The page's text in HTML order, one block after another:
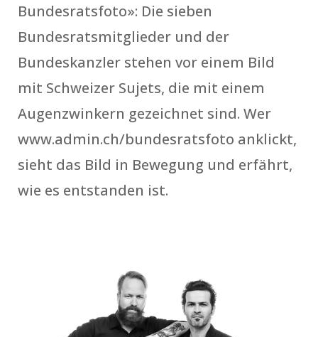
Bundesratsfoto»: Die sieben
Bundesratsmitglieder und der
Bundeskanzler stehen vor einem Bild
mit Schweizer Sujets, die mit einem
Augenzwinkern gezeichnet sind. Wer
www.admin.ch/bundesratsfoto anklickt,
sieht das Bild in Bewegung und erfährt,
wie es entstanden ist.